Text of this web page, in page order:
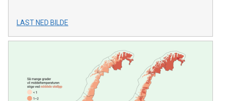
LAST NED BILDE